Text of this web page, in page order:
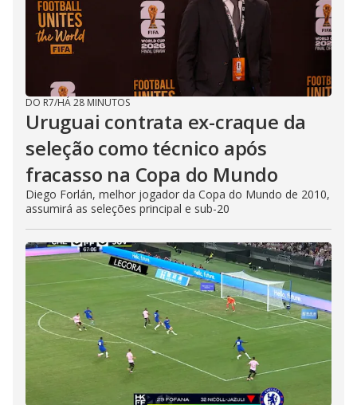
DO R7/HÁ 28 MINUTOS
Uruguai contrata ex-craque da
seleção como técnico após
fracasso na Copa do Mundo
Diego Forlán, melhor jogador da Copa do Mundo de 2010,
assumirá as seleções principal e sub-20